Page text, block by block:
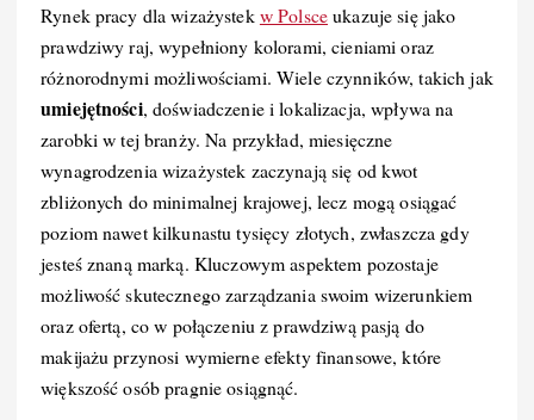
c
e
b
o
o
k
er
e
st
m
bl
r
d
di
t
k
e
d
I
n
p
y
Li
n
k
Rynek pracy dla wizażystekw Polsceukazuje się jako
prawdziwy raj, wypełniony kolorami, cieniami oraz
różnorodnymi możliwościami. Wiele czynników, takich jak
umiejętności, doświadczenie i lokalizacja, wpływa na
zarobki w tej branży. Na przykład, miesięczne
wynagrodzenia wizażystek zaczynają się od kwot
zbliżonych do minimalnej krajowej, lecz mogą osiągać
poziom nawet kilkunastu tysięcy złotych, zwłaszcza gdy
jesteś znaną marką. Kluczowym aspektem pozostaje
możliwość skutecznego zarządzania swoim wizerunkiem
oraz ofertą, co w połączeniu z prawdziwą pasją do
makijażu przynosi wymierne efekty finansowe, które
większość osób pragnie osiągnąć.